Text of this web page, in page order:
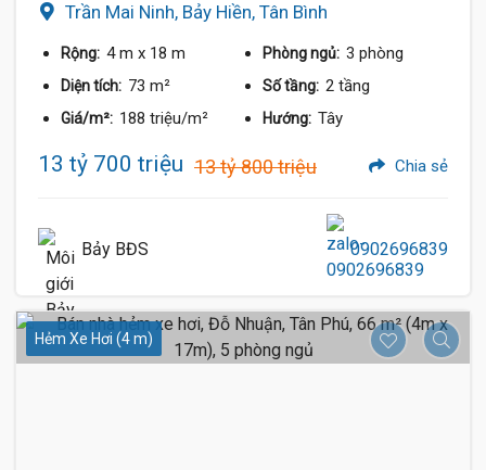
Trần Mai Ninh, Bảy Hiền, Tân Bình
Rộng: 4 m x 18 m Phòng ngủ: 3 phòng
Diện tích: 73 m² Số tầng: 2 tầng
Giá/m²: 188 triệu/m² Hướng: Tây
13 tỷ 700 triệu 13 tỷ 800 triệu Chia sẻ
Bảy BĐS 0902696839
Hẻm Xe Hơi (4 m)